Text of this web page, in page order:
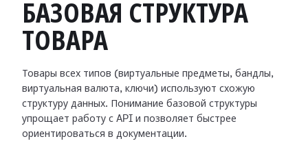
БАЗОВАЯ СТРУКТУРА
ТОВАРА
Товары всех типов (виртуальные предметы, бандлы,
виртуальная валюта, ключи) используют схожую
структуру данных. Понимание базовой структуры
упрощает работу с API и позволяет быстрее
ориентироваться в документации.